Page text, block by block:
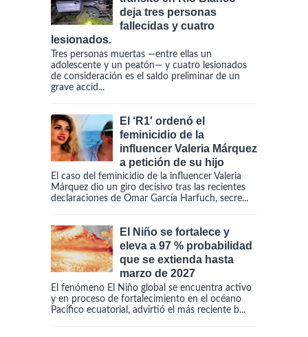
deja tres personas
fallecidas y cuatro
lesionados.
Tres personas muertas —entre ellas un
adolescente y un peatón— y cuatro lesionados
de consideración es el saldo preliminar de un
grave accid...
El ‘R1′ ordenó el
feminicidio de la
influencer Valeria Márquez
a petición de su hijo
El caso del feminicidio de la influencer Valeria
Márquez dio un giro decisivo tras las recientes
declaraciones de Omar García Harfuch, secre...
El Niño se fortalece y
eleva a 97 % probabilidad
que se extienda hasta
marzo de 2027
El fenómeno El Niño global se encuentra activo
y en proceso de fortalecimiento en el océano
Pacífico ecuatorial, advirtió el más reciente b...